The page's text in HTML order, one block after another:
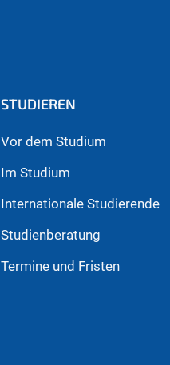
STUDIEREN
Vor dem Studium
Im Studium
Internationale Studierende
Studienberatung
Termine und Fristen